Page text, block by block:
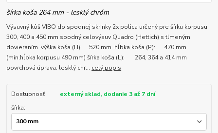
šírka koša 264 mm - lesklý chróm
Výsuvný kôš VIBO do spodnej skrinky 2x polica určený pre šírku korpusu
300, 400 a 450 mm spodný celovýsuv Quadro (Hettich) s tlmeným
dovieraním výška koša (H): 520 mm hĺbka koša (P): 470 mm
(min.hĺbka korpusu 490 mm) šírka koša (L): 264, 364 a 414 mm
povrchová úprava: lesklý chr... celý popis
Dostupnosť
externý sklad, dodanie 3 až 7 dní
šírka: